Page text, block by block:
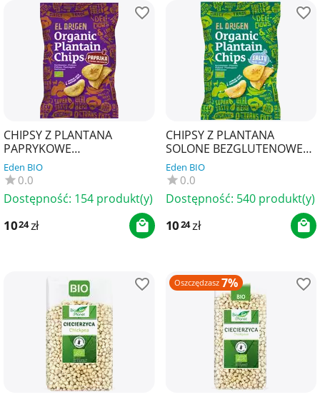
CHIPSY Z PLANTANA
PAPRYKOWE
BEZGLUTENOWE BIO 80 g -
EL ORIGEN
Eden BIO
0.0
Dostępność: 154 produkt(y)
1024zł
CHIPSY Z PLANTANA
SOLONE BEZGLUTENOWE
BIO 80 g - EL ORIGEN
Eden BIO
0.0
Dostępność: 540 produkt(y)
1024zł
Oszczędzasz 7%